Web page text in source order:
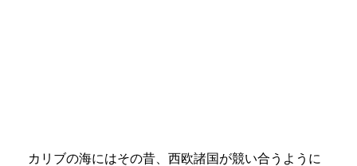
カリブの海にはその昔、西欧諸国が競い合うように